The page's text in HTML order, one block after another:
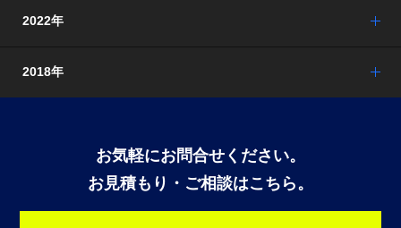
2022年
2018年
お気軽にお問合せください。
お見積もり・ご相談はこちら。